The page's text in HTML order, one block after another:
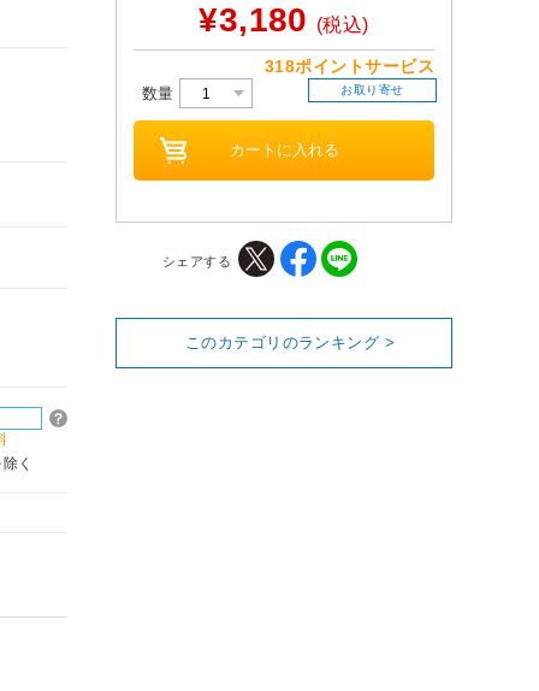
く
¥3,180 (税込)
318ポイントサービス
数量 お取り寄せ
シェアする
このカテゴリのランキング >